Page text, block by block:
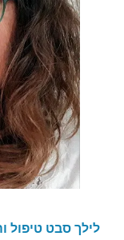
לילך סבט טיפול